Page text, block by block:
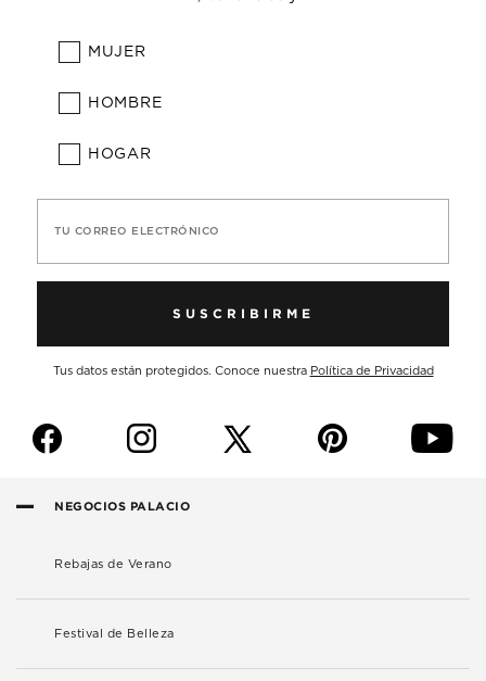
MUJER
HOMBRE
HOGAR
TU CORREO ELECTRÓNICO
SUSCRIBIRME
Tus datos están protegidos. Conoce nuestra Política de Privacidad
f i p y
NEGOCIOS PALACIO
Rebajas de Verano
Festival de Belleza